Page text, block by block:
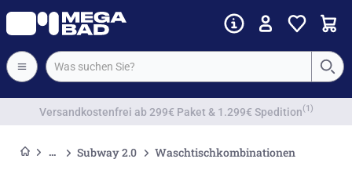
Vorkassenrabatt
Subway 2.0 Waschtischkombinationen